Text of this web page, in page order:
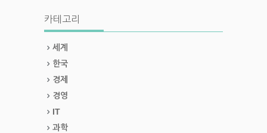
카테고리
세계
한국
경제
경영
IT
과학